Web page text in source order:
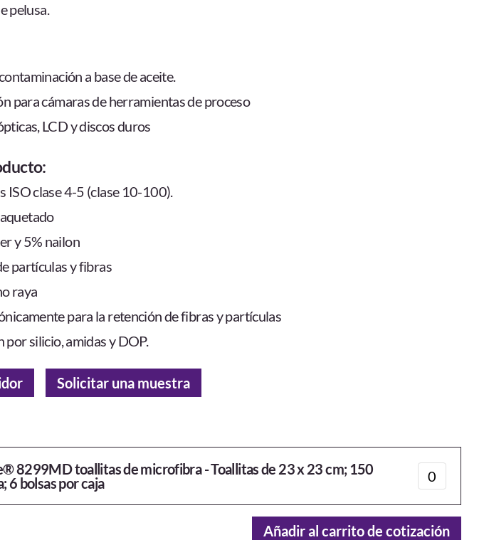
pelusa.
a base de aceite.
para cámaras de herramientas de proceso
LCD y discos duros
ISO clase 4-5 (clase 10-100).
y 5% nailon
partículas y fibras
raya
para la retención de fibras y partículas
silicio, amidas y DOP.
Solicitar una muestra
8299MD toallitas de microfibra - Toallitas de 23 x 23 cm; 150
6 bolsas por caja
Añadir al carrito de cotización